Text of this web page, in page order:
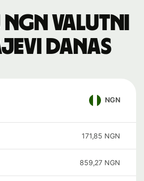
NGN valutni
danas
NGN
171,85 NGN
859,27 NGN